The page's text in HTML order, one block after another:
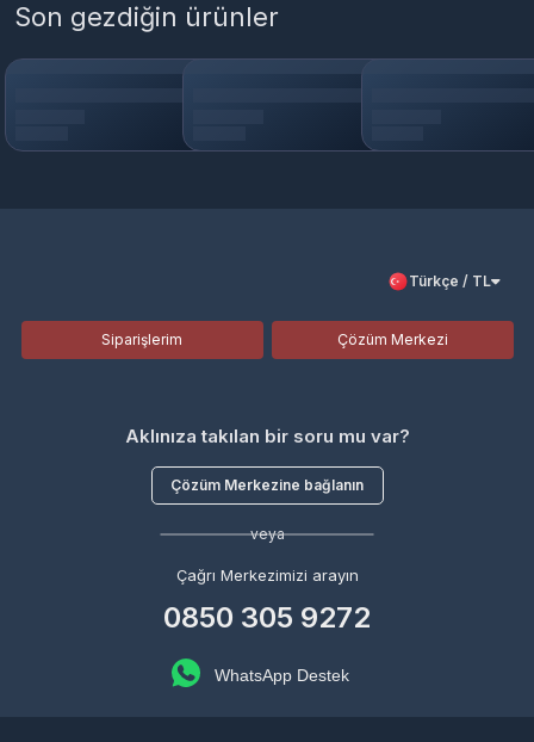
Son gezdiğin ürünler
Türkçe / TL
Siparişlerim Çözüm Merkezi
Aklınıza takılan bir soru mu var?
Çözüm Merkezine bağlanın
veya
Çağrı Merkezimizi arayın
0850 305 9272
WhatsApp Destek